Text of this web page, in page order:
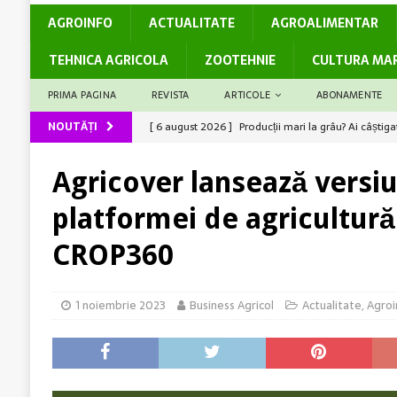
AGROINFO ACTUALITATE AGROALIMENTAR
TEHNICA AGRICOLA
ZOOTEHNIE CULTURA
PRIMA PAGINA REVISTA ARTICOLE ABONAMENTE
NOUTĂȚI [ 6 august 2026 ] Rolul logisticii și al digitalizării
[ 5 august 2026 ] Barierele administrative care
[ 7 august 2026 ]
Legea Biodiversității între miza
România
Producții mari la grâu? Ai
Agricover lansează
platformei de
CROP360
1 noiembrie 2023 Business Agricol Actualitate,